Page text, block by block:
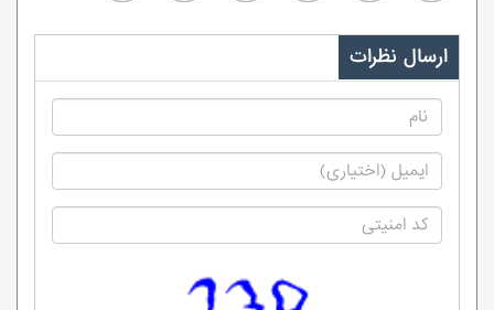
ارسال نظرات